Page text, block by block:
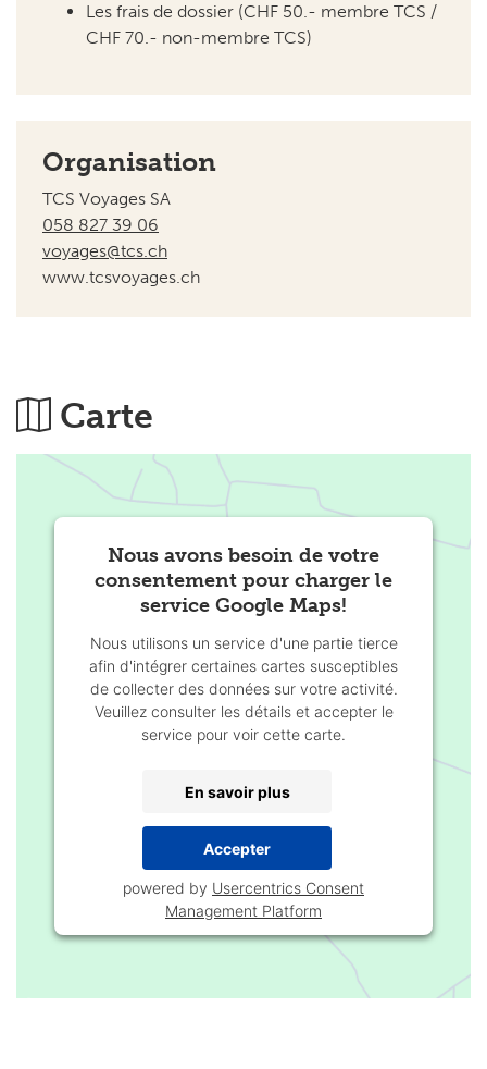
Les frais de dossier (CHF 50.- membre TCS /
CHF 70.- non-membre TCS)
Organisation
TCS Voyages SA
058 827 39 06
voyages@tcs.ch
www.tcsvoyages.ch
Carte
Nous avons besoin de votre
consentement pour charger le
service Google Maps!
Nous utilisons un service d'une partie tierce
afin d'intégrer certaines cartes susceptibles
de collecter des données sur votre activité.
Veuillez consulter les détails et accepter le
service pour voir cette carte.
En savoir plus
Accepter
powered by Usercentrics Consent
Management Platform